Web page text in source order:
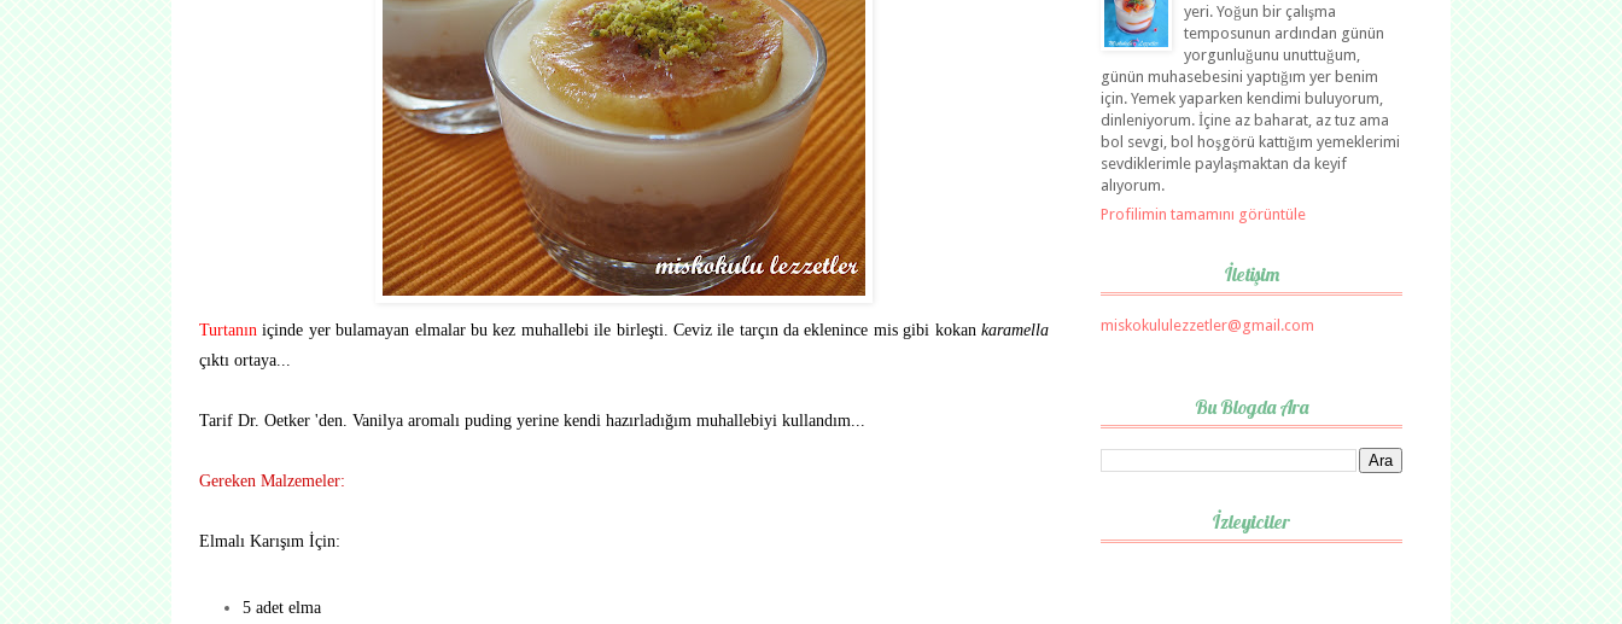
Turtanın içinde yer bulamayan elmalar bu kez muhallebi ile birleşti. Ceviz ile tarçın da eklenince mis gibi kokan karamella
çıktı ortaya...
Tarif Dr. Oetker 'den. Vanilya aromalı puding yerine kendi hazırladığım muhallebiyi kullandım...
Gereken Malzemeler:
Elmalı Karışım İçin:
5 adet elma
yeri. Yoğun bir çalışma
temposunun ardından günün
yorgunluğunu unuttuğum,
günün muhasebesini yaptığım yer benim
için. Yemek yaparken kendimi buluyorum,
dinleniyorum. İçine az baharat, az tuz ama
bol sevgi, bol hoşgörü kattığım yemeklerimi
sevdiklerimle paylaşmaktan da keyif
alıyorum.
Profilimin tamamını görüntüle
İletişim
miskokululezzetler@gmail.com
Bu Blogda Ara
İzleyiciler